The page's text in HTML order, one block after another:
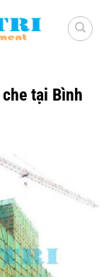
tại Bình